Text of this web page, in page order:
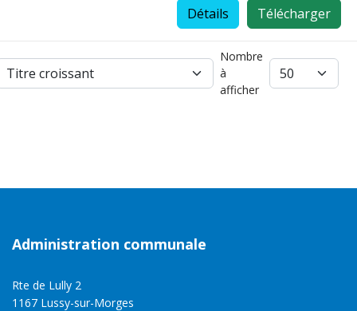
Télécharger
Détails
Nombre
à
afficher
Administration communale
Rte de Lully 2
1167 Lussy-sur-Morges